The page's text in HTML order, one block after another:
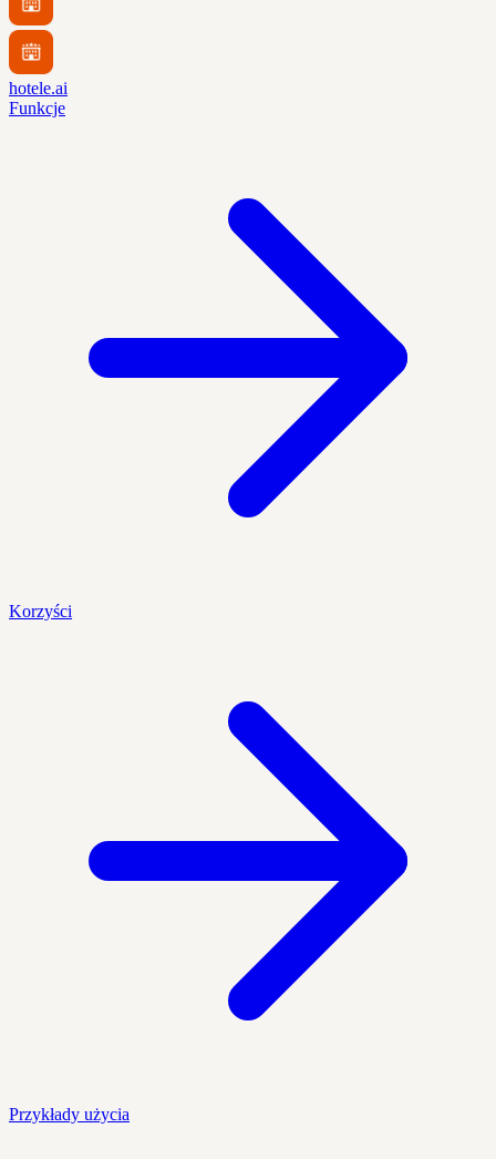
hotele.ai
Funkcje
Korzyści
Przykłady użycia